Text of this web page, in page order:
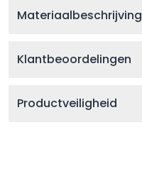
Materiaalbeschrijving
Klantbeoordelingen
Productveiligheid